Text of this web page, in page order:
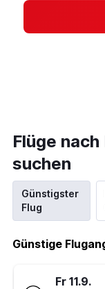
Flüge
suchen
Günstigster
Flug
Günstige
Fr 11.9.